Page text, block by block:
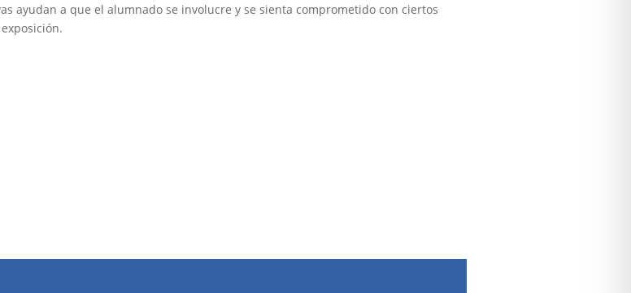
ayudan a que el alumnado se involucre y se sienta comprometido con ciertos